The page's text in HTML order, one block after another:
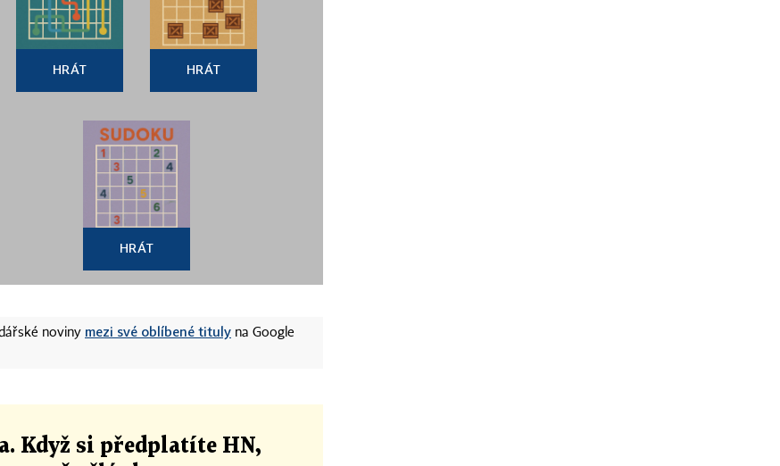
HRÁT HRÁT
HRÁT
noviny mezi své oblíbené tituly na Google
Když si předplatíte HN,